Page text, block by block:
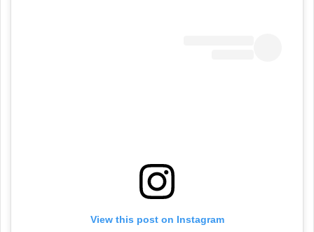
View this post on Instagram